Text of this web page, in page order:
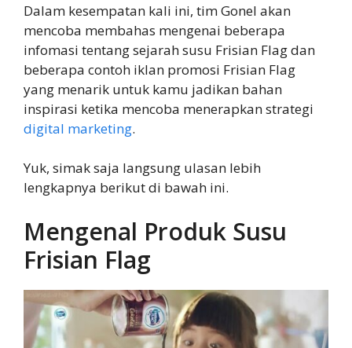
Dalam kesempatan kali ini, tim Gonel akan
mencoba membahas mengenai beberapa
infomasi tentang sejarah susu Frisian Flag dan
beberapa contoh iklan promosi Frisian Flag
yang menarik untuk kamu jadikan bahan
inspirasi ketika mencoba menerapkan strategi
digital marketing.
Yuk, simak saja langsung ulasan lebih
lengkapnya berikut di bawah ini.
Mengenal Produk Susu
Frisian Flag